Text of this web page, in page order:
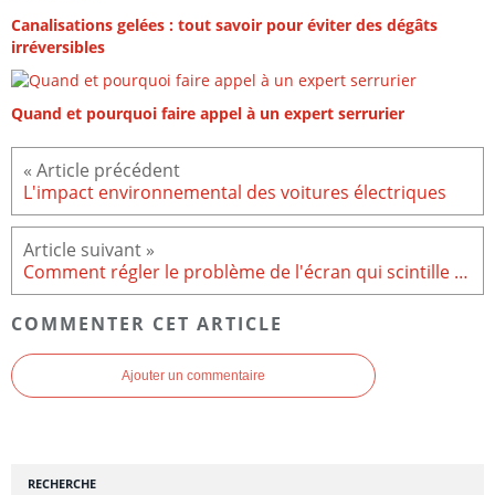
Canalisations gelées : tout savoir pour éviter des dégâts
irréversibles
Quand et pourquoi faire appel à un expert serrurier
L'impact environnemental des voitures électriques
Comment régler le problème de l'écran qui scintille sur le Galaxy S22 ?
COMMENTER CET ARTICLE
Ajouter un commentaire
RECHERCHE